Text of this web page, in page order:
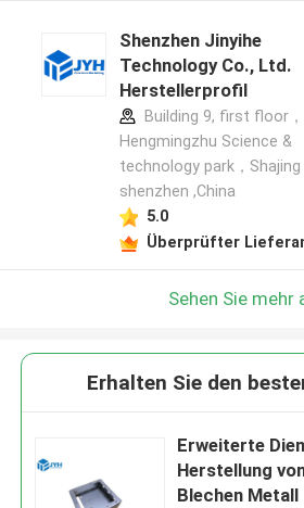
Shenzhen Jinyihe
Technology Co., Ltd.
Herstellerprofil
Building 9, first floor，
Hengmingzhu Science &
technology park，
shenzhen ,China
5.0
Überprüfter
Sehen Sie mehr
Erhalten Sie den
Erweiterte
Herstellung
Blechen Metall